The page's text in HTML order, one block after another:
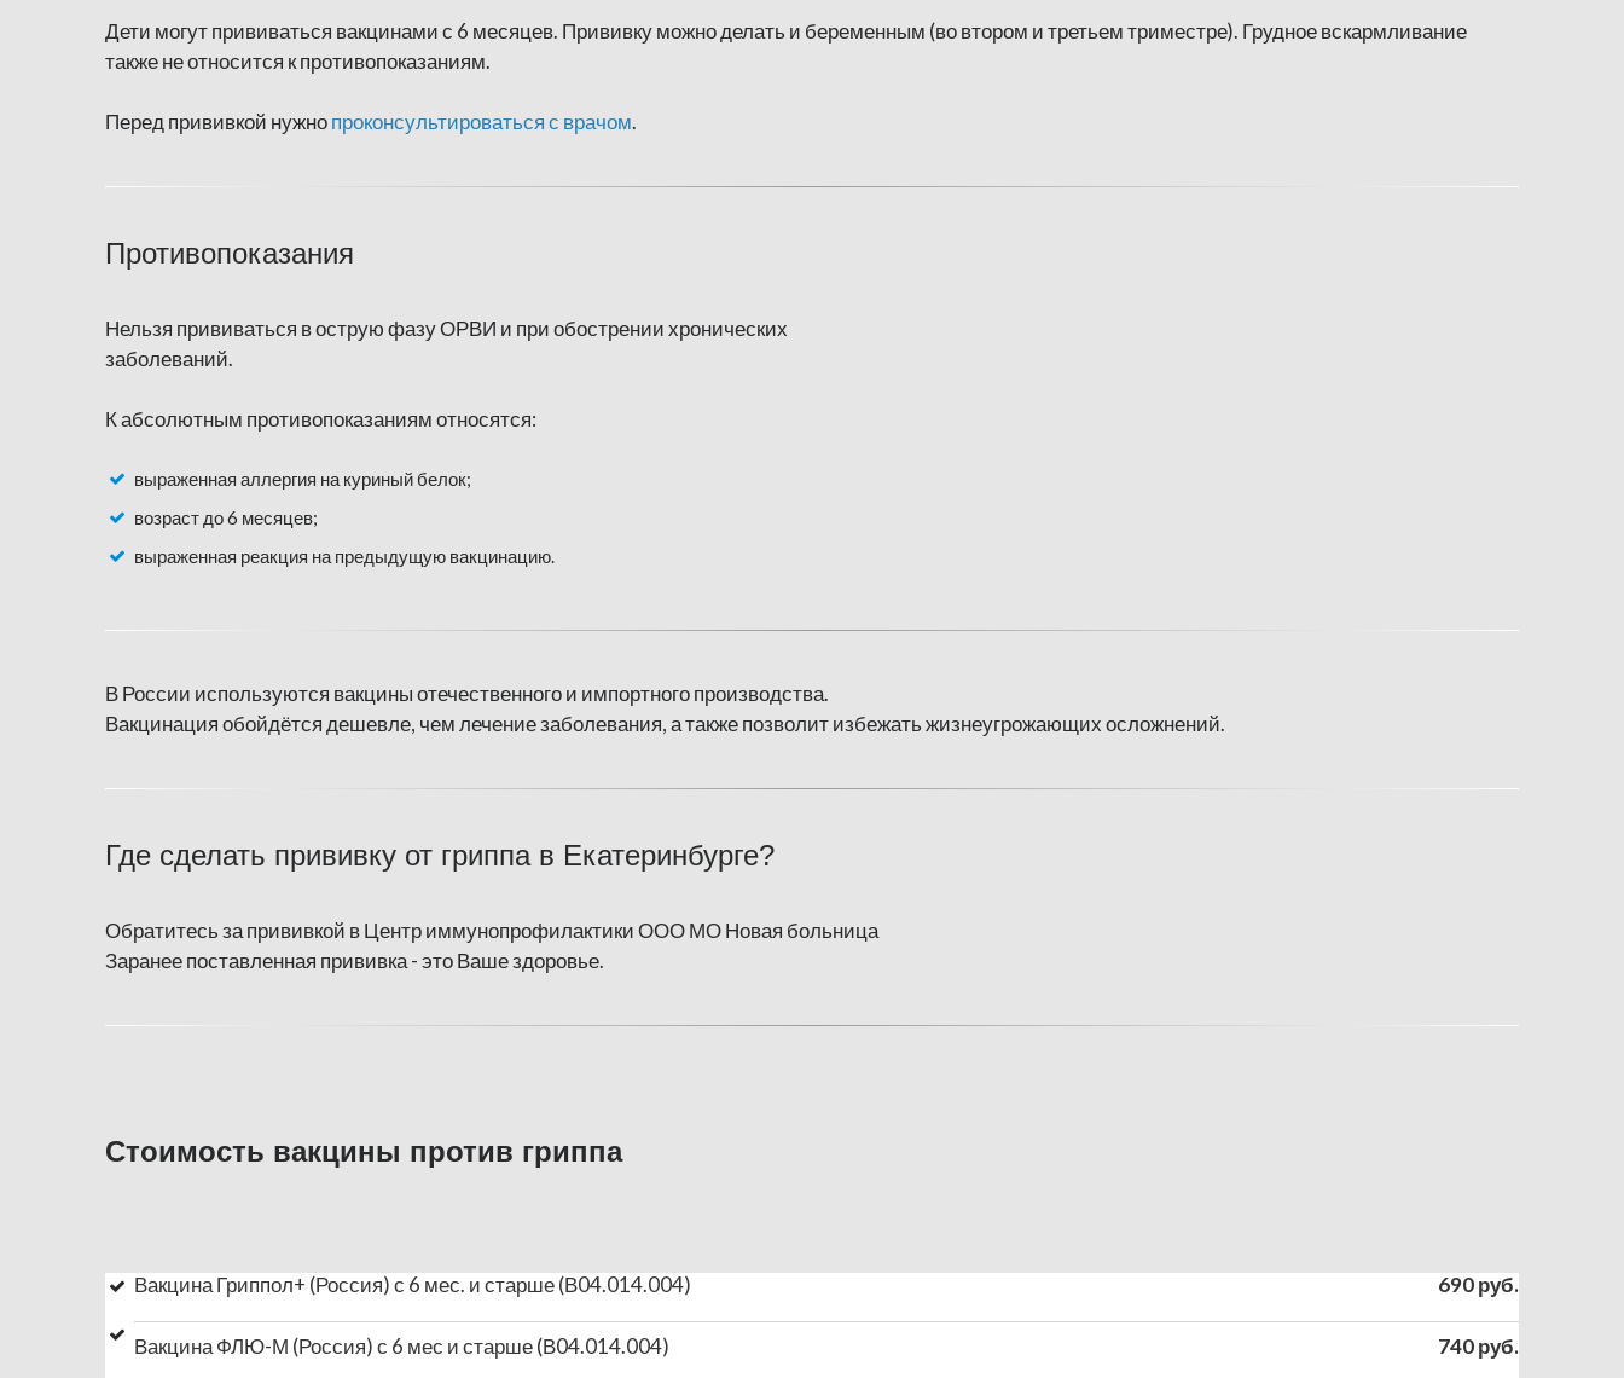
Дети могут прививаться вакцинами с 6 месяцев. Прививку можно делать и беременным (во втором и третьем триместре). Грудное вскармливание
также не относится к противопоказаниям.
Перед прививкой нужно проконсультироваться с врачом.
Противопоказания
Нельзя прививаться в острую фазу ОРВИ и при обострении хронических
заболеваний.
К абсолютным противопоказаниям относятся:
выраженная аллергия на куриный белок;
возраст до 6 месяцев;
выраженная реакция на предыдущую вакцинацию.
В России используются вакцины отечественного и импортного производства.
Вакцинация обойдётся дешевле, чем лечение заболевания, а также позволит избежать жизнеугрожающих осложнений.
Где сделать прививку от гриппа в Екатеринбурге?
Обратитесь за прививкой в Центр иммунопрофилактики ООО МО Новая больница
Заранее поставленная прививка - это Ваше здоровье.
Стоимость вакцины против гриппа
Вакцина Гриппол+ (Россия) с 6 мес. и старше (В04.014.004) 690 руб.
Вакцина ФЛЮ-М (Россия) с 6 мес и старше (В04.014.004) 740 руб.